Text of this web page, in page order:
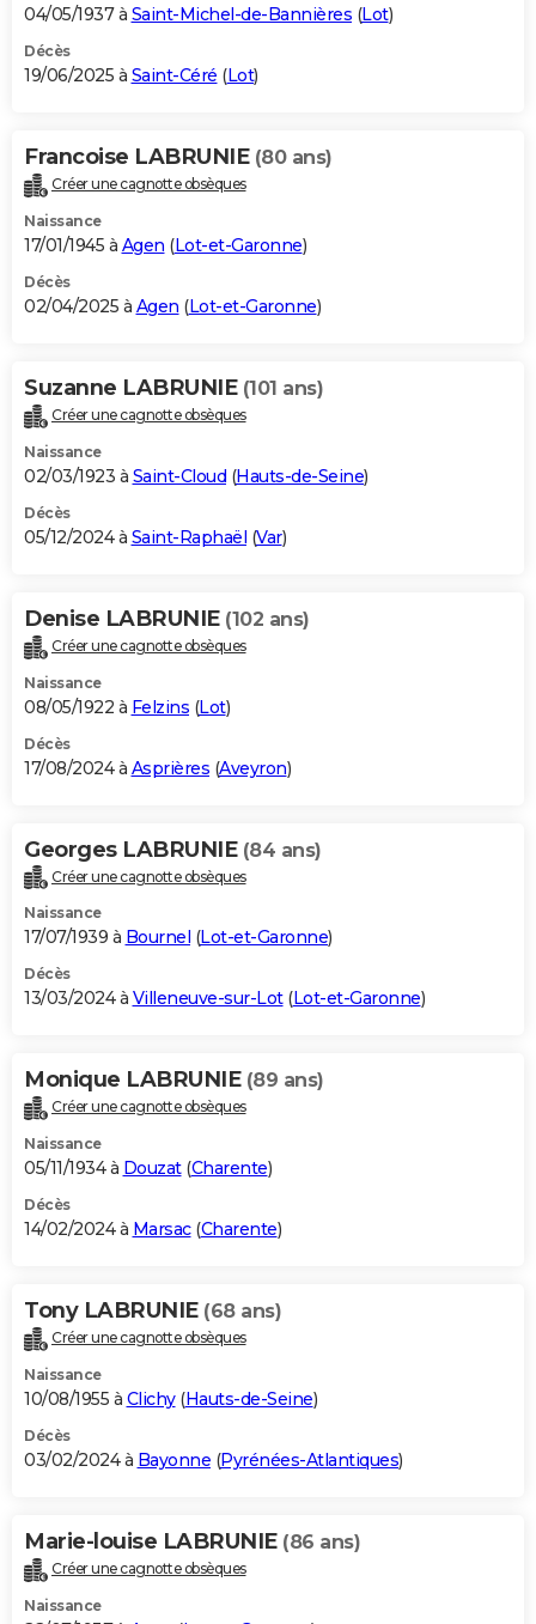
04/05/1937 à Saint-Michel-de-Bannières (Lot)
Décès
19/06/2025 à Saint-Céré (Lot)
Francoise LABRUNIE (80 ans)
Créer une cagnotte obsèques
Naissance
17/01/1945 à Agen (Lot-et-Garonne)
Décès
02/04/2025 à Agen (Lot-et-Garonne)
Suzanne LABRUNIE (101 ans)
Créer une cagnotte obsèques
Naissance
02/03/1923 à Saint-Cloud (Hauts-de-Seine)
Décès
05/12/2024 à Saint-Raphaël (Var)
Denise LABRUNIE (102 ans)
Créer une cagnotte obsèques
Naissance
08/05/1922 à Felzins (Lot)
Décès
17/08/2024 à Asprières (Aveyron)
Georges LABRUNIE (84 ans)
Créer une cagnotte obsèques
Naissance
17/07/1939 à Bournel (Lot-et-Garonne)
Décès
13/03/2024 à Villeneuve-sur-Lot(Lot-et-Garonne)
Monique LABRUNIE (89 ans)
Créer une cagnotte obsèques
Naissance
05/11/1934 à Douzat(Charente)
Décès
14/02/2024 à Marsac(Charente)
Tony LABRUNIE (68 ans)
Créer une cagnotte obsèques
Naissance
10/08/1955 à Clichy(Hauts-de-Seine)
Décès
03/02/2024 à Bayonne (Pyrénées-Atlantiques)
Marie-louise LABRUNIE (86 ans)
Créer une cagnotte obsèques
Naissance